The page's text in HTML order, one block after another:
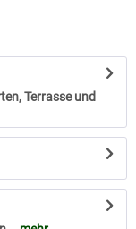
Terrasse und